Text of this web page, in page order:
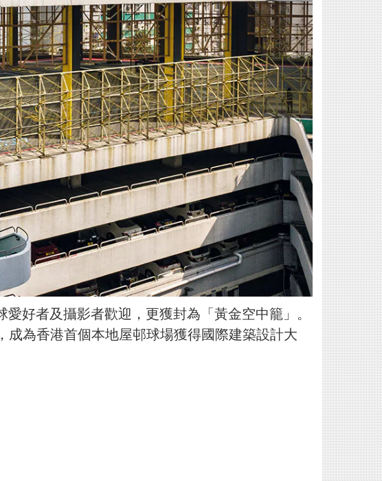
好者及攝影者歡迎，更獲封為「黃金空中籠」。
為香港首個本地屋邨球場獲得國際建築設計大